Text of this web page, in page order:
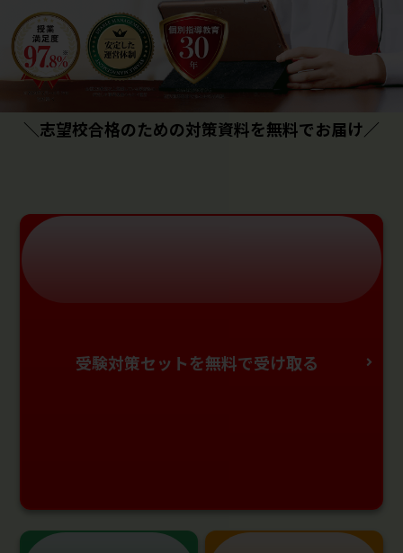
＼志望校合格のための対策資料を無料でお届け／
受験対策セットを無料で受け取る